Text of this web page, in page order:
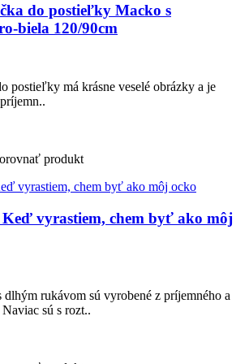
do postieľky Macko s
biela 120/90cm
postieľky má krásne veselé obrázky a je
produkt
Keď vyrastiem, chem byť ako môj
dlhým rukávom sú vyrobené z príjemného a
sú s rozt..